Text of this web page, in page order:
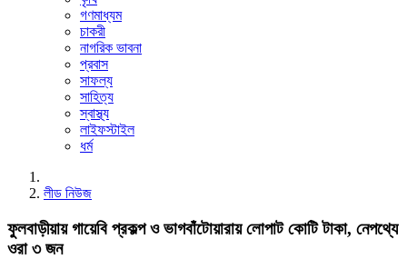
গণমাধ্যম
চাকরী
নাগরিক ভাবনা
প্রবাস
সাফল্য
সাহিত্য
স্বাস্থ্য
লাইফস্টাইল
ধর্ম
লীড নিউজ
ফুলবাড়ীয়ায় গায়েবি প্রকল্প ও ভাগবাঁটোয়ারায় লোপাট কোটি টাকা, নেপথ্যে
ওরা ৩ জন